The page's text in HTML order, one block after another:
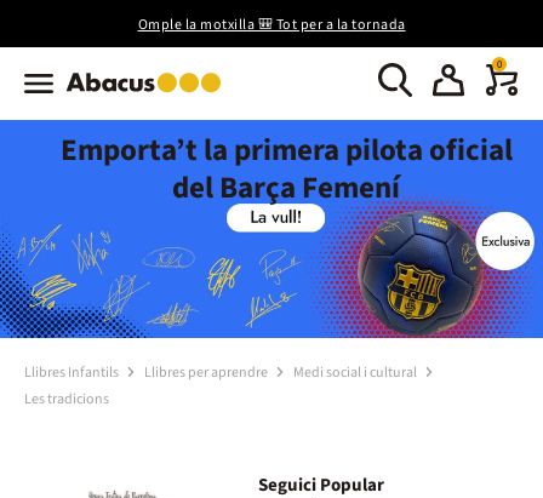
Omple la motxilla 🎒 Tot per a la tornada
0
Emporta’t la primera pilota oficial
del Barça Femení
Llibres Infantils Llibres per aprendre
Medi social i cultural
Les tradicions
Seguici Popular